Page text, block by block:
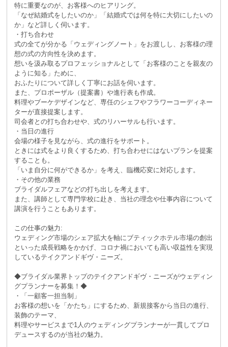
特に重要なのが、お客様へのヒアリング。
「なぜ結婚式をしたいのか」「結婚式では何を特に大切にしたいの
か」など詳しく伺います。
・打ち合わせ
式の全てが分かる「ウェディングノート」をお渡しし、お客様の理
想の式の方向性を決めます。
想いを汲み取るプロフェッショナルとして「お客様のことを親友の
ように知る」ために、
おふたりについて詳しく丁寧にお話を伺います。
また、プロポーザル（提案書）や進行表も作成。
料理やブーケデザインなど、専任のシェフやフラワーコーディネー
ターが直接提案します。
司会者との打ち合わせや、式のリハーサルも行います。
・当日の進行
会場の様子を見ながら、式の進行をサポート。
ときには式をより良くするため、打ち合わせにはないプランを提案
することも。
「いま自分に何ができるか」を考え、臨機応変に対応します。
・その他の業務
ブライダルフェアなどの打ち出しを考えます。
また、講師として専門学校に赴き、当社の理念や仕事内容について
講演を行うこともあります。
この仕事の魅力:
ウェディング市場のシェア拡大を軸にブティックホテル市場の創出
といった成長戦略をかかげ、コロナ禍においても高い収益性を実現
しているテイクアンドギヴ・ニーズ。
◆ブライダル業界トップのテイクアンドギヴ・ニーズがウェディン
グプランナーを募集！◆
・「一顧客一担当制」
お客様の想いを「かたち」にするため、新規接客から当日の進行、
装飾のテーマ、
料理やサービスまで1人のウェディングプランナーが一貫してプロ
デュースするのが当社の魅力。